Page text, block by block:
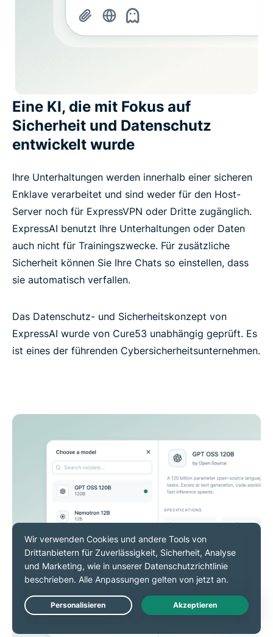
Eine KI, die mit Fokus auf
Sicherheit und Datenschutz
entwickelt wurde
Ihre Unterhaltungen werden innerhalb einer sicheren
Enklave verarbeitet und sind weder für den Host-
Server noch für ExpressVPN oder Dritte zugänglich.
ExpressAI benutzt Ihre Unterhaltungen oder Daten
auch nicht für Trainingszwecke. Für zusätzliche
Sicherheit können Sie Ihre Chats so einstellen, dass
sie automatisch verfallen.
Das Datenschutz- und Sicherheitskonzept von
ExpressAI wurde von Cure53 unabhängig geprüft. Es
ist eines der führenden Cybersicherheitsunternehmen.
Live Chat